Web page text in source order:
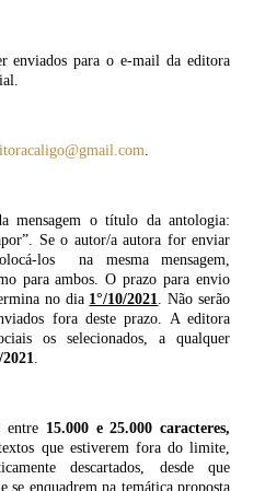
enviados para o e-mail da editora
.
mensagem o título da antologia:
Se o autor/a autora for enviar
los na mesma mensagem,
para ambos. O prazo para envio
no dia 1°/10/2021. Não serão
fora deste prazo. A editora
os selecionados, a qualquer
.
entre 15.000 e 25.000 caracteres,
que estiverem fora do limite,
descartados, desde que
se enquadrem na temática proposta